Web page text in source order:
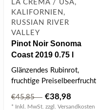
LA CREMA / USA,
KALIFORNIEN,
RUSSIAN RIVER
VALLEY
Pinot Noir Sonoma
Coast 2019 0.75 l
Glänzendes Rubinrot,
fruchtige Preiselbeerfrucht
frisch & ..
€45,85 €38,98
* Inkl. MwSt. zzgl. Versandkosten